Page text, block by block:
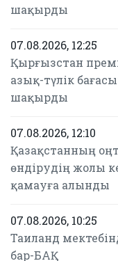
шақырды
07.08.2026, 12:25
Қырғызстан
азық-түлік
шақырды
07.08.2026, 12:10
Қазақстанның
өндірудің жолы
қамауға алынды
07.08.2026, 10:25
Таиланд
бар-БАҚ